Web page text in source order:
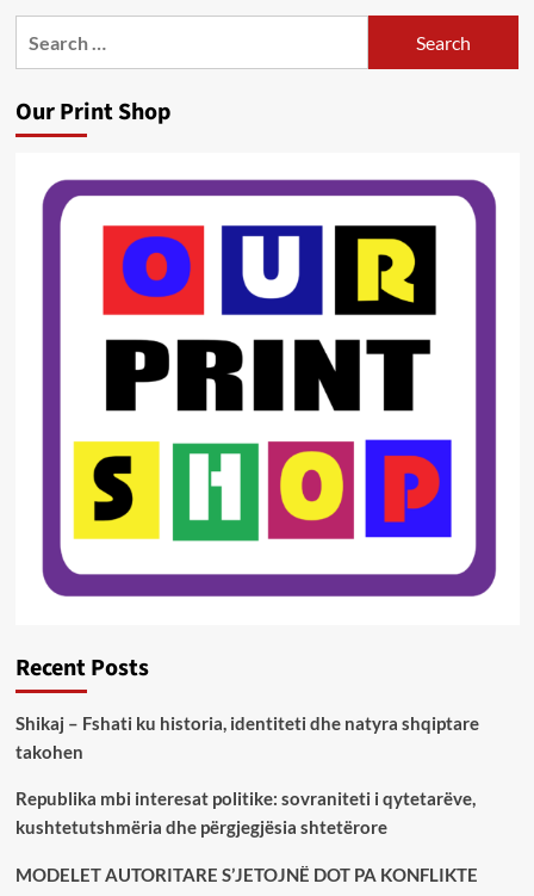
Our Print Shop
Recent Posts
Shikaj – Fshati ku historia, identiteti dhe natyra shqiptare
takohen
Republika mbi interesat politike: sovraniteti i qytetarëve,
kushtetutshmëria dhe përgjegjësia shtetërore
MODELET AUTORITARE S’JETOJNË DOT PA KONFLIKTE